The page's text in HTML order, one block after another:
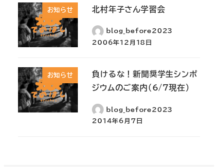
お知らせ 北村年子さん学習会
blog_before2023
2006年12月18日
お知らせ
負けるな！新聞奨学生シンポ
ジウムのご案内(6/7現在）
blog_before2023
2014年6月7日